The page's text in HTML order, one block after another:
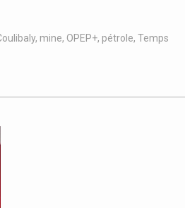
, mine, OPEP+, pétrole, Temps